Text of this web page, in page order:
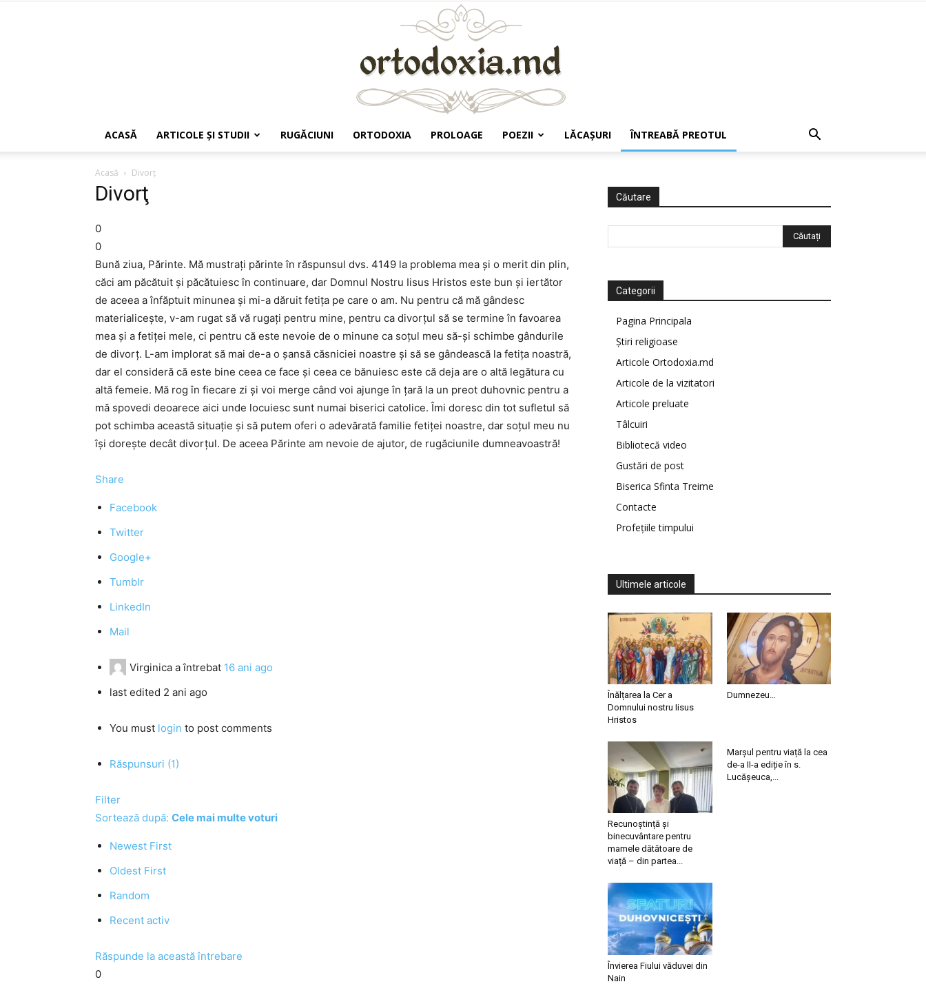
ACASĂ ARTICOLE ŞI STUDII RUGĂCIUNI ORTODOXIA PROLOAGE POEZII LĂCAŞURI ÎNTREABĂ PREOTUL
Acasă Divorţ
Divorţ
0
0
Bună ziua, Părinte. Mă mustraţi părinte în răspunsul dvs. 4149 la problema mea şi o merit din plin,
căci am păcătuit şi păcătuiesc în continuare, dar Domnul Nostru Iisus Hristos este bun şi iertător
de aceea a înfăptuit minunea şi mi-a dăruit fetiţa pe care o am. Nu pentru că mă gândesc
materialiceşte, v-am rugat să vă rugaţi pentru mine, pentru ca divorţul să se termine în favoarea
mea şi a fetiţei mele, ci pentru că este nevoie de o minune ca soţul meu să-şi schimbe gândurile
de divorţ. L-am implorat să mai de-a o şansă căsniciei noastre şi să se gândească la fetiţa noastră,
dar el consideră că este bine ceea ce face şi ceea ce bănuiesc este că deja are o altă legătura cu
altă femeie. Mă rog în fiecare zi şi voi merge când voi ajunge în ţară la un preot duhovnic pentru a
mă spovedi deoarece aici unde locuiesc sunt numai biserici catolice. Îmi doresc din tot sufletul să
pot schimba această situaţie şi să putem oferi o adevărată familie fetiţei noastre, dar soţul meu nu
îşi doreşte decât divorţul. De aceea Părinte am nevoie de ajutor, de rugăciunile dumneavoastră!
Share
Facebook
Twitter
Google+
Tumblr
LinkedIn
Mail
Virginica a întrebat 16 ani ago
last edited 2 ani ago
You must login to post comments
Răspunsuri (1)
Filter
Sortează după: Cele mai multe voturi
Newest First
Oldest First
Random
Recent activ
Răspunde la această întrebare
0
Căutare
Categorii
Pagina Principala
Știri religioase
Articole Ortodoxia.md
Articole de la vizitatori
Articole preluate
Tâlcuiri
Bibliotecă video
Gustări de post
Biserica Sfinta Treime
Contacte
Profețiile timpului
Ultimele articole
Înălțarea la Cer a
Domnului nostru Iisus
Hristos
Dumnezeu…
Recunoștință și
binecuvântare pentru
mamele dătătoare de
viață – din partea...
Marșul pentru viață la cea
de-a II-a ediție în s.
Lucășeuca,...
Învierea Fiului văduvei din
Nain